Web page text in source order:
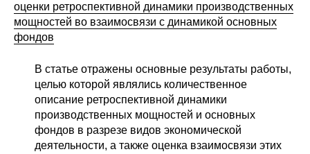
Регулярные прогнозы
Краткосрочный прогноз
Оценка индекса промышленного
производства
оценки ретроспективной динамики производственных
мощностей во взаимосвязи с динамикой основных
фондов
В статье отражены основные результаты работы,
целью которой являлись количественное
описание ретроспективной динамики
производственных мощностей и основных
фондов в разрезе видов экономической
деятельности, а также оценка взаимосвязи этих